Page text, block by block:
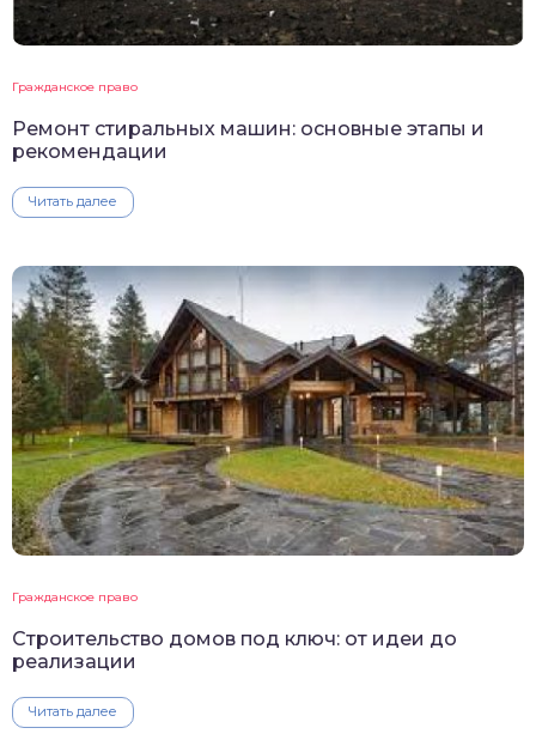
Гражданское право
Ремонт стиральных машин: основные этапы и
рекомендации
Читать далее
Гражданское право
Строительство домов под ключ: от идеи до
реализации
Читать далее